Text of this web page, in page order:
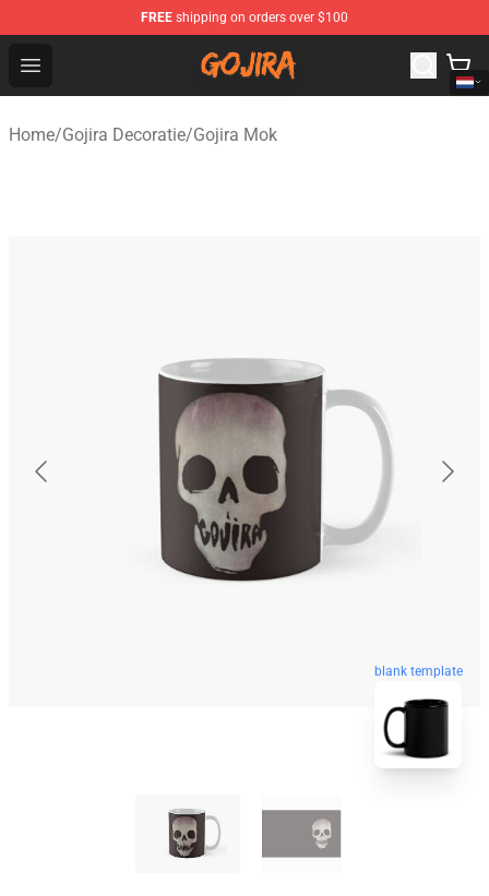
FREE shipping on orders over $100
Open menu
Gojira Shop - Official Gojira Merchandise Store
Home/Gojira Decoratie/Gojira Mok
blank template